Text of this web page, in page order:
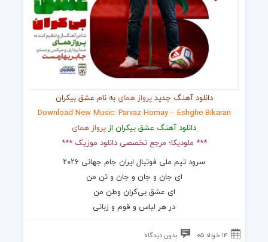
دانلود آهنگ جدیدپرواز همای به نام عشق بیکران
Download New Music: Parvaz Homay – Eshghe Bikaran
دانلود آهنگ عشق بیکران از پرواز همای
*** ملودیکا؛ مرجع تخصصی دانلود موزیک ***
سرود تیم ملی فوتبال ایران جام جهانی ۲۰۲۶
ای جان و جان و جان و تن من
ای عشق بی‌کران وطن من
در هر لباس و قوم و زبانی
۱۴ خرداد ۰۵ بدون دیدگاه